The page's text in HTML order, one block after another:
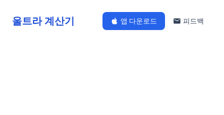
울트라 계산기 앱 다운로드 피드백